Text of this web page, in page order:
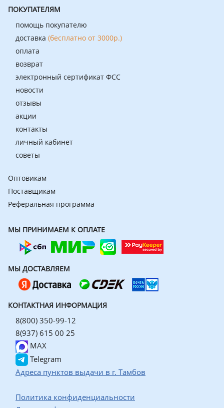
ПОКУПАТЕЛЯМ
помощь покупателю
доставка (бесплатно от 3000р.)
оплата
возврат
электронный сертификат ФСС
новости
отзывы
акции
контакты
личный кабинет
советы
Оптовикам
Поставщикам
Реферальная программа
МЫ ПРИНИМАЕМ К ОПЛАТЕ
МЫ ДОСТАВЛЯЕМ
КОНТАКТНАЯ ИНФОРМАЦИЯ
8(800) 350-99-12
8(937) 615 00 25
MAX
Telegram
Адреса пунктов выдачи в г. Тамбов
Политика конфиденциальности